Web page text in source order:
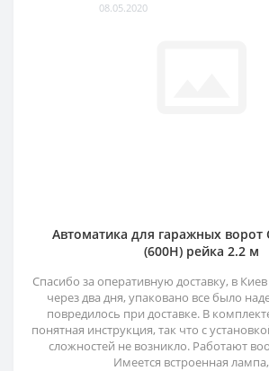
08.05.2020
Автоматика для гаражных ворот
(600H) рейка 2.2 м
Спасибо за оперативную доставку, в
через два дня, упаковано все было
повредилось при доставке. В
понятная инструкция, так что с
сложностей не возникло. Работают
Имеется встроенная